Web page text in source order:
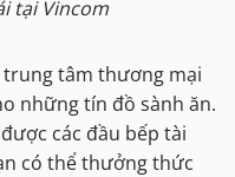
tại Vincom
trung tâm thương mại
những tín đồ sành ăn.
các đầu bếp tài
có thể thưởng thức